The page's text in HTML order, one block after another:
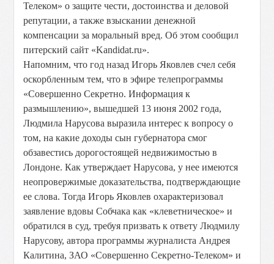
Телеком» о защите чести, достоинства и деловой
репутации, а также взыскании денежной
компенсации за моральный вред. Об этом сообщил
питерский сайт «Kandidat.ru».
Напомним, что год назад Игорь Яковлев счел себя
оскорбленным тем, что в эфире телепрограммы
«Совершенно Секретно. Информация к
размышлению», вышедшей 13 июня 2002 года,
Людмила Нарусова выразила интерес к вопросу о
том, на какие доходы сын губернатора смог
обзавестись дорогостоящей недвижимостью в
Лондоне. Как утверждает Нарусова, у нее имеются
неопровержимые доказательства, подтверждающие
ее слова. Тогда Игорь Яковлев охарактеризовал
заявление вдовы Собчака как «клеветническое» и
обратился в суд, требуя призвать к ответу Людмилу
Нарусову, автора программы журналиста Андрея
Калитина, ЗАО «Совершенно Секретно-Телеком» и